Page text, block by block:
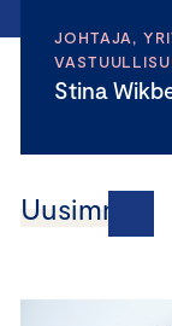
JOHTAJA,
Stina
Uusimmat